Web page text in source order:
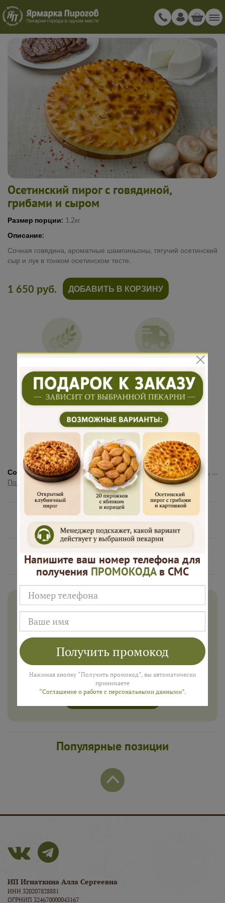
Осетинский пирог с говядиной,
грибами и сыром
Размер порции: 1.2кг
Описание:
Сочная говядина, ароматные шампиньоны, тягучий осетинский
сыр и лук в тонком осетинском тесте.
рецептура
доставка
Подарок к
заказу
Много
начинки
1 650 руб. ДОБАВИТЬ В КОРЗИНУ
Состав:Тесто (пшеничная мука, вода, молоко, дрожжи, соль, сахар), говядина, шампиньоны, осетинский сыр, репчатый лук, соль, черный перец.
Показать полностью
Нам доверяют
Русские Пироги это
Дарим 500 рублей на заказ в
августе!
Введите ваш номер телефона и мы пришлем промокод
ПОЛУЧИТЬ
Популярные позиции
ИП Игнаткина Алла Сергеевна
ИНН 320207828881
ОГРНИП 324670000043167
Напишите ваш номер телефона для
получения ПРОМОКОДАв СМС
Получить промокод
Нажимая кнопку “Получить промокод”, вы автоматически
принимаете
“Соглашение о работе с персональными данными”.